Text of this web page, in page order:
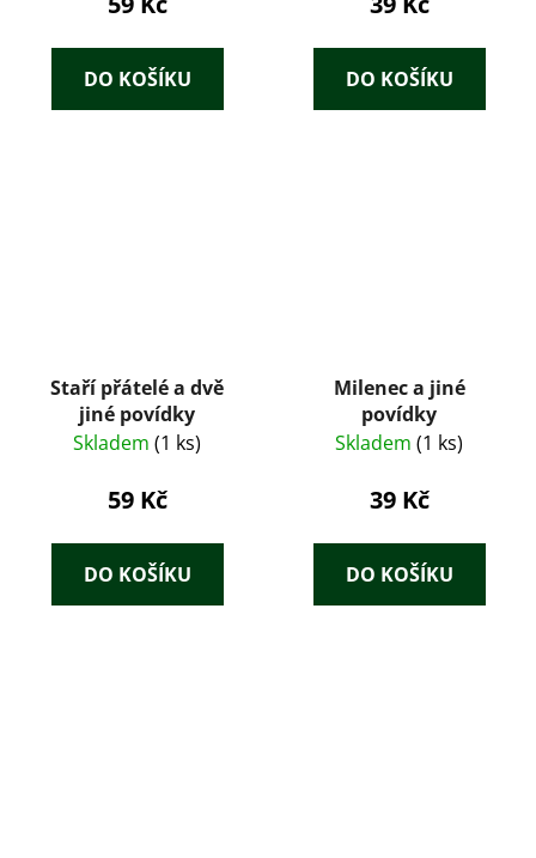
DO KOŠÍKU DO KOŠÍKU
Staří přátelé a dvě
jiné povídky
Skladem (1 ks)
59 Kč
DO KOŠÍKU
Milenec a jiné
povídky
Skladem (1 ks)
39 Kč
DO KOŠÍKU